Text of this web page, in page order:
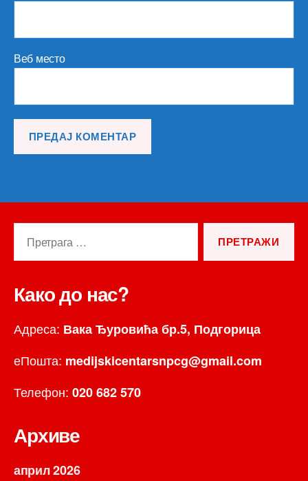
Веб место
Како до нас?
Адреса: Вака Ђуровића бр.5, Подгорица
еПошта: medijskicentarsnpcg@gmail.com
Телефон: 020 682 570
Архиве
април 2026